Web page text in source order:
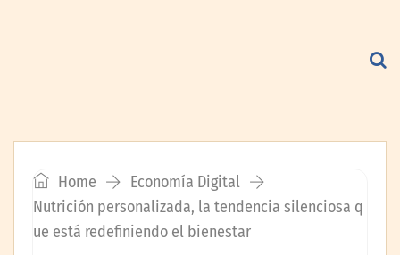
Home
Economía Digital
Nutrición personalizada, la tendencia silenciosa q
ue está redefiniendo el bienestar